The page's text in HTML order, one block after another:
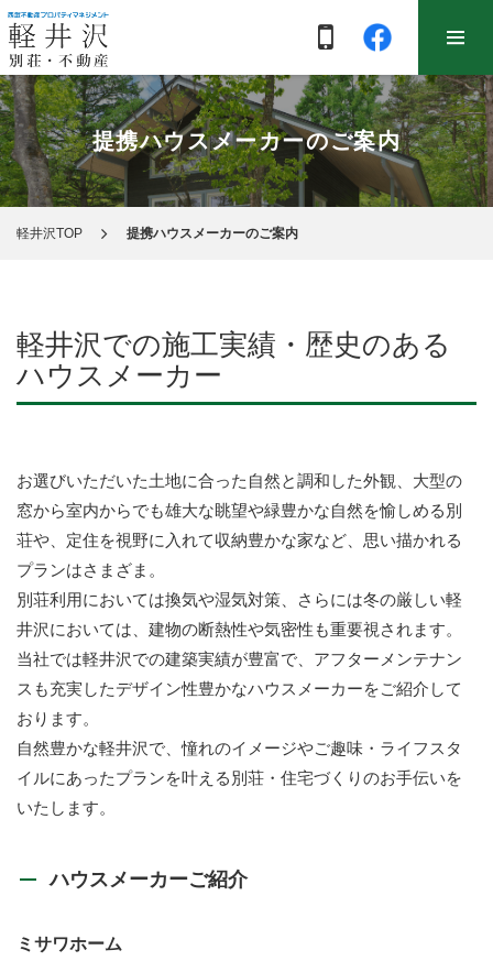
提携ハウスメーカーのご案内
軽井沢TOP 提携ハウスメーカーのご案内
軽井沢での施工実績・歴史のある
ハウスメーカー
お選びいただいた土地に合った自然と調和した外観、大型の
窓から室内からでも雄大な眺望や緑豊かな自然を愉しめる別
荘や、定住を視野に入れて収納豊かな家など、思い描かれる
プランはさまざま。
別荘利用においては換気や湿気対策、さらには冬の厳しい軽
井沢においては、建物の断熱性や気密性も重要視されます。
当社では軽井沢での建築実績が豊富で、アフターメンテナン
スも充実したデザイン性豊かなハウスメーカーをご紹介して
おります。
自然豊かな軽井沢で、憧れのイメージやご趣味・ライフスタ
イルにあったプランを叶える別荘・住宅づくりのお手伝いを
いたします。
ハウスメーカーご紹介
ミサワホーム